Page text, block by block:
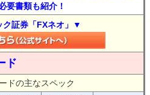
要書類も紹介！
証券「FXネオ」▼
ド
ドの主なスペック